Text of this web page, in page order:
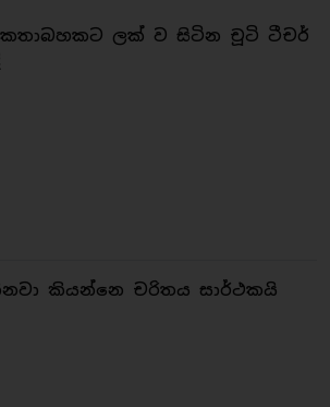
කතාබහකට ලක් ව සිටින චූටි ටීචර්
කියන්නෙ චරිතය සාර්ථකයි